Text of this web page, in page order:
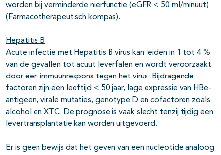
worden bij verminderde nierfunctie (eGFR < 50 ml/minuut)
(Farmacotherapeutisch kompas).
Hepatitis B
Acute infectie met Hepatitis B virus kan leiden in 1 tot 4 %
van de gevallen tot acuut leverfalen en wordt veroorzaakt
door een immuunrespons tegen het virus. Bijdragende
factoren zijn een leeftijd < 50 jaar, lage expressie van HBe-
antigeen, virale mutaties, genotype D en cofactoren zoals
alcohol en XTC. De prognose is vaak slecht tenzij tijdig een
levertransplantatie kan worden uitgevoerd.
Er is geen bewijs dat het geven van een nucleotide analoog